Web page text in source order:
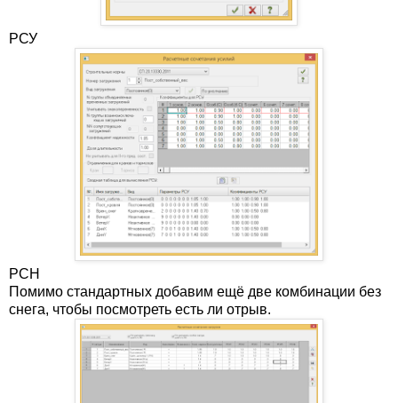
РСУ
РСН
Помимо стандартных добавим ещё две комбинации без
снега, чтобы посмотреть есть ли отрыв.